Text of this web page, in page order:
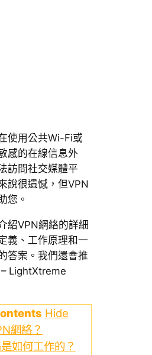
使用公共Wi-Fi或
感的在線信息外
訪問社交媒體平
說很遺憾，但VPN
您。
紹VPN網絡的詳細
義、工作原理和一
答案。我們還會推
LightXtreme
Hide
網絡？
如何工作的？